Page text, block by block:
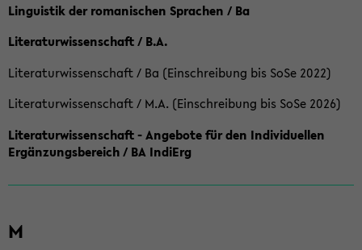
Linguistik der romanischen Sprachen / Ba
Literaturwissenschaft / B.A.
Literaturwissenschaft / Ba (Einschreibung bis SoSe 2022)
Literaturwissenschaft / M.A. (Einschreibung bis SoSe 2026)
Literaturwissenschaft - Angebote für den Individuellen
Ergänzungsbereich / BA IndiErg
M